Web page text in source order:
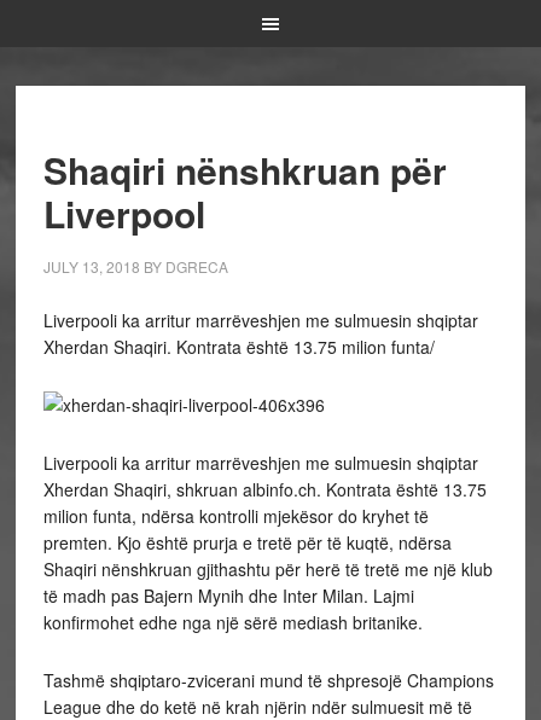
Shaqiri nënshkruan për
Liverpool
JULY 13, 2018 BY DGRECA
Liverpooli ka arritur marrëveshjen me sulmuesin shqiptar
Xherdan Shaqiri. Kontrata është 13.75 milion funta/
Liverpooli ka arritur marrëveshjen me sulmuesin shqiptar
Xherdan Shaqiri, shkruan albinfo.ch. Kontrata është 13.75
milion funta, ndërsa kontrolli mjekësor do kryhet të
premten. Kjo është prurja e tretë për të kuqtë, ndërsa
Shaqiri nënshkruan gjithashtu për herë të tretë me një klub
të madh pas Bajern Mynih dhe Inter Milan. Lajmi
konfirmohet edhe nga një sërë mediash britanike.
Tashmë shqiptaro-zvicerani mund të shpresojë Champions
League dhe do ketë në krah njërin ndër sulmuesit më të